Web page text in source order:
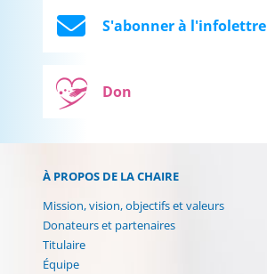
S'abonner à l'infolettre
Don
À PROPOS DE LA CHAIRE
Mission, vision, objectifs et valeurs
Donateurs et partenaires
Titulaire
Équipe